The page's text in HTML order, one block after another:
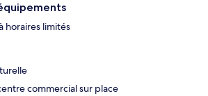
horaires limités
commercial sur place